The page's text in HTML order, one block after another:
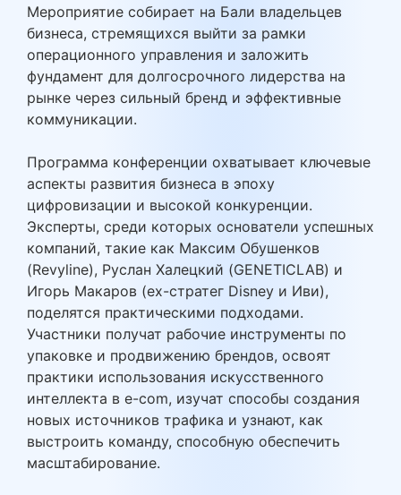
Мероприятие собирает на Бали владельцев
бизнеса, стремящихся выйти за рамки
операционного управления и заложить
фундамент для долгосрочного лидерства на
рынке через сильный бренд и эффективные
коммуникации.
Программа конференции охватывает ключевые
аспекты развития бизнеса в эпоху
цифровизации и высокой конкуренции.
Эксперты, среди которых основатели успешных
компаний, такие как Максим Обушенков
(Revyline), Руслан Халецкий (GENETICLAB) и
Игорь Макаров (ex-стратег Disney и Иви),
поделятся практическими подходами.
Участники получат рабочие инструменты по
упаковке и продвижению брендов, освоят
практики использования искусственного
интеллекта в e-com, изучат способы создания
новых источников трафика и узнают, как
выстроить команду, способную обеспечить
масштабирование.